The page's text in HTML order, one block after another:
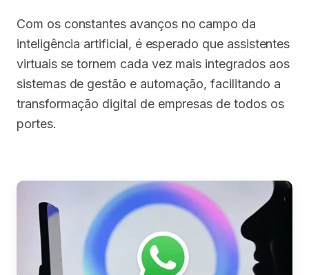
Com os constantes avanços no campo da
inteligência artificial, é esperado que assistentes
virtuais se tornem cada vez mais integrados aos
sistemas de gestão e automação, facilitando a
transformação digital de empresas de todos os
portes.